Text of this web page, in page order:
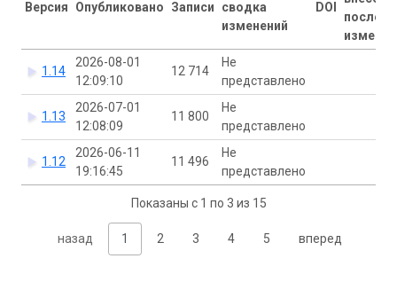
Версия Опубликовано Записи
сводка
изменений
DOI
1.14
2026-08-01
12:09:10
12 714
Не
представлено
1.13
2026-07-01
12:08:09
11 800
Не
представлено
1.12
2026-06-11
19:16:45
11 496
Не
представлено
Показаны с 1 по 3 из 15
назад 1 2 3 4 5 вперед